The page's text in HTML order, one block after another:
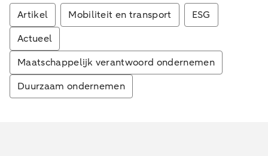
Artikel Mobiliteit en transport
ESG
Actueel
Maatschappelijk verantwoord ondernemen
Duurzaam ondernemen